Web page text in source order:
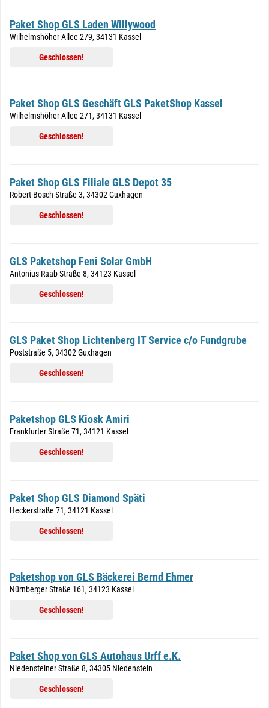
Paket Shop GLS Laden Willywood
Wilhelmshöher Allee 279, 34131 Kassel
Geschlossen!
Paket Shop GLS Geschäft GLS PaketShop Kassel
Wilhelmshöher Allee 271, 34131 Kassel
Geschlossen!
Paket Shop GLS Filiale GLS Depot 35
Robert-Bosch-Straße 3, 34302 Guxhagen
Geschlossen!
GLS Paketshop Feni Solar GmbH
Antonius-Raab-Straße 8, 34123 Kassel
Geschlossen!
GLS Paket Shop Lichtenberg IT Service c/o Fundgrube
Poststraße 5, 34302 Guxhagen
Geschlossen!
Paketshop GLS Kiosk Amiri
Frankfurter Straße 71, 34121 Kassel
Geschlossen!
Paket Shop GLS Diamond Späti
Heckerstraße 71, 34121 Kassel
Geschlossen!
Paketshop von GLS Bäckerei Bernd Ehmer
Nürnberger Straße 161, 34123 Kassel
Geschlossen!
Paket Shop von GLS Autohaus Urff e.K.
Niedensteiner Straße 8, 34305 Niedenstein
Geschlossen!